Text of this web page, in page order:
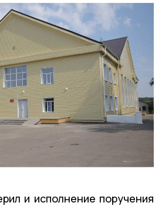
и исполнение поручения